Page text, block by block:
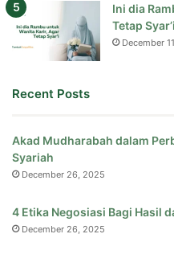
Ini dia
Tetap Syar’i
December
Recent Posts
Akad Mudharabah dalam
Syariah
December 26, 2025
4 Etika Negosiasi Bagi Hasil
December 26, 2025